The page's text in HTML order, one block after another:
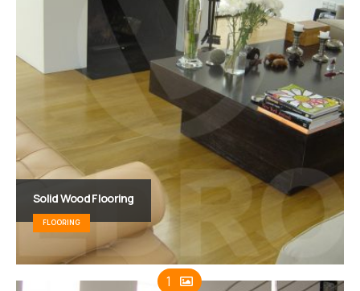
Solid Wood Flooring
FLOORING
1